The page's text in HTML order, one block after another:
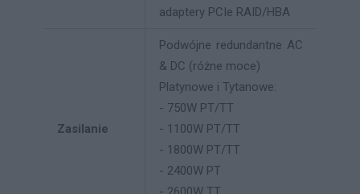
adaptery PCIe RAID/HBA
Zasilanie
Podwójne redundantne AC
& DC (różne moce)
Platynowe i Tytanowe:
- 750W PT/TT
- 1100W PT/TT
- 1800W PT/TT
- 2400W PT